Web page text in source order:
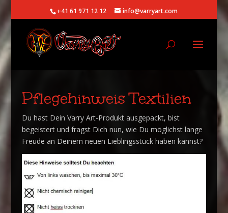
+41 61 971 12 12 info@varryart.com
Pflegehinweis Textilien
Du hast Dein Varry Art-Produkt ausgepackt, bist
begeistert und fragst Dich nun, wie Du möglichst lange
Freude an Deinem neuen Lieblingsstück haben kannst?